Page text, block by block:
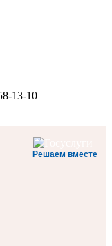
13-10
Решаем вместе